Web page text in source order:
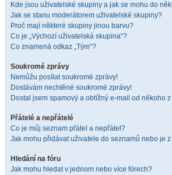
Kde jsou uživatelské skupiny a jak se mohu do
Jak se stanu moderátorem uživatelské skupiny?
Proč mají některé skupiny jinou barvu?
Co je „Výchozí uživatelská skupina“?
Co znamená odkaz „Tým“?
Soukromé zprávy
Nemůžu posílat soukromé zprávy!
Dostávám nechtěné soukromé zprávy!
Dostal jsem spamový a obtížný e-mail od někoho z
Přátelé a nepřátelé
Co je můj seznam přátel a nepřátel?
Jak mohu přidávat uživatele do seznamů nebo je
Hledání na fóru
Jak mohu hledat v jednom nebo více fórech?